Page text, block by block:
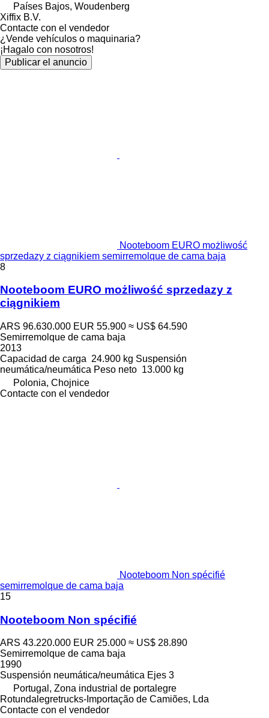
Países Bajos, Woudenberg
Xiffix B.V.
Contacte con el vendedor
¿Vende vehículos o maquinaria?
¡Hagalo con nosotros!
Publicar el anuncio
Nooteboom EURO możliwość
sprzedazy z ciągnikiem semirremolque de cama baja
8
Nooteboom EURO możliwość sprzedazy z
ciągnikiem
ARS 96.630.000 EUR 55.900 ≈ US$ 64.590
Semirremolque de cama baja
2013
Capacidad de carga 24.900 kg Suspensión
neumática/neumática Peso neto 13.000 kg
Polonia, Chojnice
Contacte con el vendedor
Nooteboom Non spécifié
semirremolque de cama baja
15
Nooteboom Non spécifié
ARS 43.220.000 EUR 25.000 ≈ US$ 28.890
Semirremolque de cama baja
1990
Suspensión neumática/neumática Ejes 3
Portugal, Zona industrial de portalegre
Rotundalegretrucks-Importação de Camiões, Lda
Contacte con el vendedor